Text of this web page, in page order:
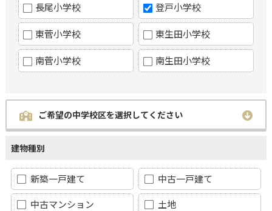
長尾小学校 登戸小学校
東菅小学校 東生田小学校
南菅小学校 南生田小学校
ご希望の中学校区を選択してください
建物種別
新築一戸建て
中古一戸建て
中古マンション
土地